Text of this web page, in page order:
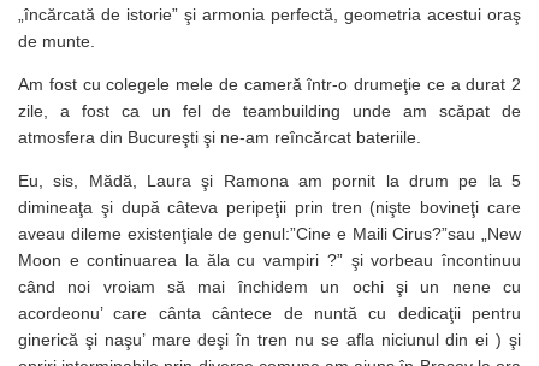
„încărcată de istorie” şi armonia perfectă, geometria acestui oraş
de munte.
Am fost cu colegele mele de cameră într-o drumeţie ce a durat 2
zile, a fost ca un fel de teambuilding unde am scăpat de
atmosfera din Bucureşti şi ne-am reîncărcat bateriile.
Eu, sis, Mădă, Laura şi Ramona am pornit la drum pe la 5
dimineaţa şi după câteva peripeţii prin tren (nişte bovineţi care
aveau dileme existenţiale de genul:”Cine e Maili Cirus?”sau „New
Moon e continuarea la ăla cu vampiri ?” şi vorbeau încontinuu
când noi vroiam să mai închidem un ochi şi un nene cu
acordeonu’ care cânta cântece de nuntă cu dedicaţii pentru
ginerică şi naşu’ mare deşi în tren nu se afla niciunul din ei ) şi